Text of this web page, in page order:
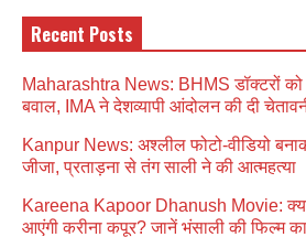
Recent Posts
Maharashtra News: BHMS डॉक्टरों को
बवाल, IMA ने देशव्यापी आंदोलन की दी
Kanpur News: अश्लील फोटो-वीडियो
जीजा, प्रताड़ना से तंग साली ने की आत्महत्या
Kareena Kapoor Dhanush Movie:
आएंगी करीना कपूर? जानें भंसाली की फिल्म